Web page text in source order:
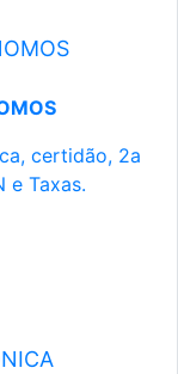
certidão, 2a
e Taxas.